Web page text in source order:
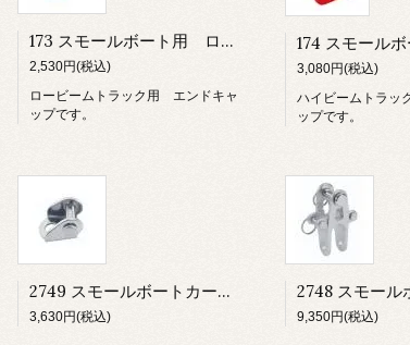
173 スモールボート用 ロービームトラック エンドキャップ
2,530円(税込)
ロービームトラック用 エンドキャ
ップです。
3,080円(税込)
ハイビームトラッ
ップです。
2749 スモールボートカー用 コントロール タン（ペア）
3,630円(税込) 9,350円(税込)